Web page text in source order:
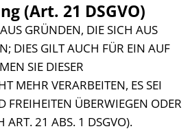
(Art. 21 DSGVO)
GRÜNDEN, DIE SICH AUS
DIES GILT AUCH FÜR EIN AUF
SIE DIESER
MEHR VERARBEITEN, ES SEI
ÜBERWIEGEN ODER
ART. 21 ABS. 1 DSGVO).